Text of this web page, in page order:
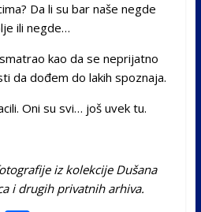
Da li su bar naše negde
ili negde…
kao da se neprijatno
da dođem do lakih spoznaja.
Oni su svi… još uvek tu.
iz kolekcije Dušana
i drugih privatnih arhiva.